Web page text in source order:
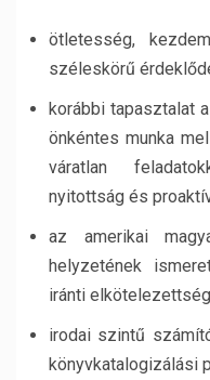
ötletesség,
széleskörű
korábbi tapasztalat
önkéntes munka
váratlan
nyitottság és
az amerikai
helyzetének
iránti elkötelezettség
irodai szintű
könyvkatalogizálási